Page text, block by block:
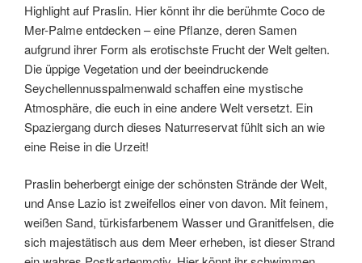
Highlight auf Praslin. Hier könnt ihr die berühmte Coco de
Mer-Palme entdecken – eine Pflanze, deren Samen
aufgrund ihrer Form als erotischste Frucht der Welt gelten.
Die üppige Vegetation und der beeindruckende
Seychellennusspalmenwald schaffen eine mystische
Atmosphäre, die euch in eine andere Welt versetzt. Ein
Spaziergang durch dieses Naturreservat fühlt sich an wie
eine Reise in die Urzeit!
Praslin beherbergt einige der schönsten Strände der Welt,
und Anse Lazio ist zweifellos einer von davon. Mit feinem,
weißen Sand, türkisfarbenem Wasser und Granitfelsen, die
sich majestätisch aus dem Meer erheben, ist dieser Strand